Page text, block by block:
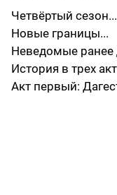
Четвёртый сезон...
Новые границы...
Неведомые ранее
История в трех
Акт первый: